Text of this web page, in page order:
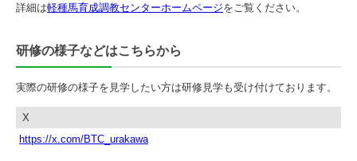
詳細は軽種馬育成調教センターホームページをご覧ください。
研修の様子などはこちらから
実際の研修の様子を見学したい方は研修見学も受け付けております。
X
https://x.com/BTC_urakawa